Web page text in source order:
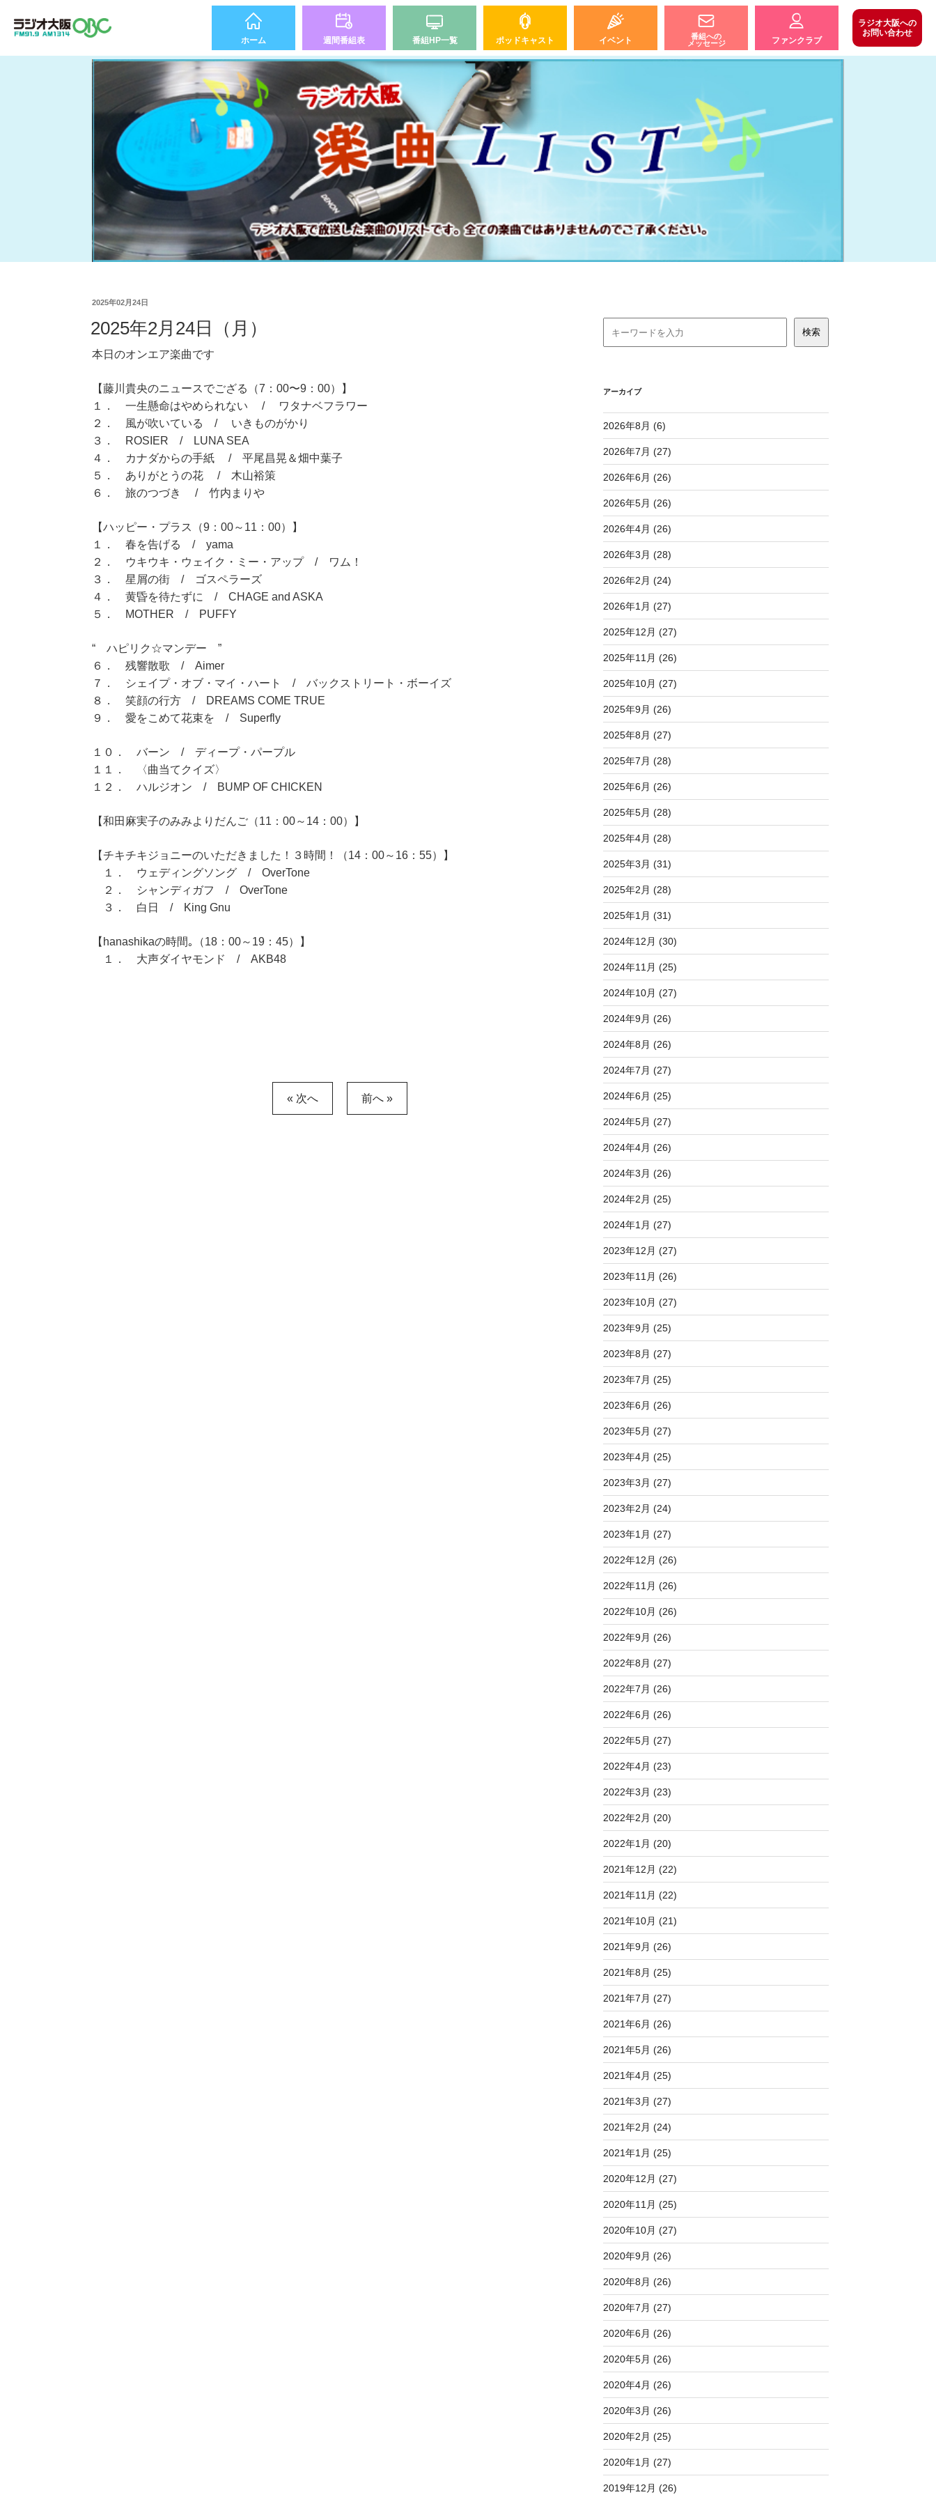
ホーム 週間番組表 番組HP一覧 ポッドキャスト イベント
番組への
メッセージ
ファンクラブ
ラジオ大阪への
お問い合わせ
2025年02月24日
2025年2月24日（月）
本日のオンエア楽曲です
【藤川貴央のニュースでござる（7：00〜9：00）】
１． 一生懸命はやめられない / ワタナベフラワー
２． 風が吹いている / いきものがかり
３． ROSIER / LUNA SEA
４． カナダからの手紙 / 平尾昌晃＆畑中葉子
５． ありがとうの花 / 木山裕策
６． 旅のつづき / 竹内まりや
【ハッピー・プラス（9：00～11：00）】
１． 春を告げる / yama
２． ウキウキ・ウェイク・ミー・アップ / ワム！
３． 星屑の街 / ゴスペラーズ
４． 黄昏を待たずに / CHAGE and ASKA
５． MOTHER / PUFFY
“ ハピリク☆マンデー ”
６． 残響散歌 / Aimer
７． シェイプ・オブ・マイ・ハート / バックストリート・ボーイズ
８． 笑顔の行方 / DREAMS COME TRUE
９． 愛をこめて花束を / Superfly
１０． バーン / ディープ・パープル
１１． 〈曲当てクイズ〉
１２． ハルジオン / BUMP OF CHICKEN
【和田麻実子のみみよりだんご（11：00～14：00）】
【チキチキジョニーのいただきました！３時間！（14：00～16：55）】
１． ウェディングソング / OverTone
２． シャンディガフ / OverTone
３． 白日 / King Gnu
【hanashikaの時間｡（18：00～19：45）】
１． 大声ダイヤモンド / AKB48
« 次へ 前へ »
アーカイブ
2026年8月 (6)
2026年7月 (27)
2026年6月 (26)
2026年5月 (26)
2026年4月 (26)
2026年3月 (28)
2026年2月 (24)
2026年1月 (27)
2025年12月 (27)
2025年11月 (26)
2025年10月 (27)
2025年9月 (26)
2025年8月 (27)
2025年7月 (28)
2025年6月 (26)
2025年5月 (28)
2025年4月 (28)
2025年3月 (31)
2025年2月 (28)
2025年1月 (31)
2024年12月 (30)
2024年11月 (25)
2024年10月 (27)
2024年9月 (26)
2024年8月 (26)
2024年7月 (27)
2024年6月 (25)
2024年5月 (27)
2024年4月 (26)
2024年3月 (26)
2024年2月 (25)
2024年1月 (27)
2023年12月 (27)
2023年11月 (26)
2023年10月 (27)
2023年9月 (25)
2023年8月 (27)
2023年7月 (25)
2023年6月 (26)
2023年5月 (27)
2023年4月 (25)
2023年3月 (27)
2023年2月 (24)
2023年1月 (27)
2022年12月 (26)
2022年11月 (26)
2022年10月 (26)
2022年9月 (26)
2022年8月 (27)
2022年7月 (26)
2022年6月 (26)
2022年5月 (27)
2022年4月 (23)
2022年3月 (23)
2022年2月 (20)
2022年1月 (20)
2021年12月 (22)
2021年11月 (22)
2021年10月 (21)
2021年9月 (26)
2021年8月 (25)
2021年7月 (27)
2021年6月 (26)
2021年5月 (26)
2021年4月 (25)
2021年3月 (27)
2021年2月 (24)
2021年1月 (25)
2020年12月 (27)
2020年11月 (25)
2020年10月 (27)
2020年9月 (26)
2020年8月 (26)
2020年7月 (27)
2020年6月 (26)
2020年5月 (26)
2020年4月 (26)
2020年3月 (26)
2020年2月 (25)
2020年1月 (27)
2019年12月 (26)